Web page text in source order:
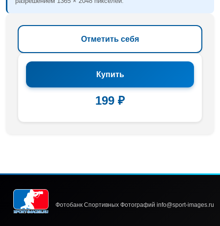
Отметить себя
Купить
199 ₽
Фотобанк Спортивных Фотографий info@sport-images.ru